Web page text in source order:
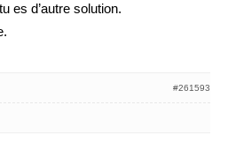
es d’autre solution.
#261593